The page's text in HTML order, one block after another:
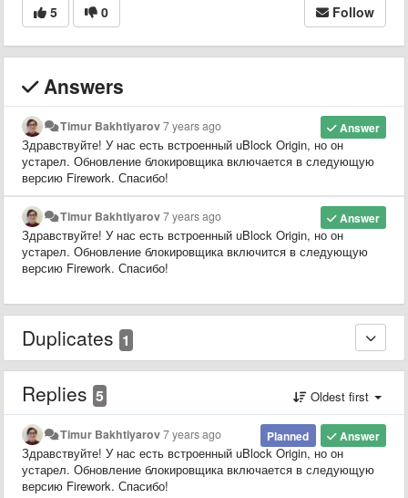
5 0 Follow
Answers
Answer
Timur Bakhtiyarov7 years ago
Здравствуйте! У нас есть встроенный uBlock Origin, но он
устарел. Обновление блокировщика включается в следующую
версию Firework. Спасибо!
Answer
Timur Bakhtiyarov7 years ago
Здравствуйте! У нас есть встроенный uBlock Origin, но он
устарел. Обновление блокировщика включится в следующую
версию Firework. Спасибо!
Duplicates 1
Replies 5 Oldest first
Answer
Planned
Timur Bakhtiyarov7 years ago
Здравствуйте! У нас есть встроенный uBlock Origin, но он
устарел. Обновление блокировщика включается в следующую
версию Firework. Спасибо!